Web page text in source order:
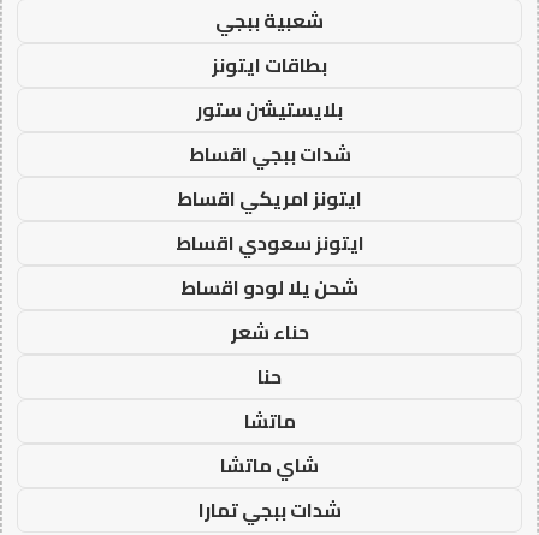
شعبية ببجي
بطاقات ايتونز
بلايستيشن ستور
شدات ببجي اقساط
ايتونز امريكي اقساط
ايتونز سعودي اقساط
شحن يلا لودو اقساط
حناء شعر
حنا
ماتشا
شاي ماتشا
شدات ببجي تمارا